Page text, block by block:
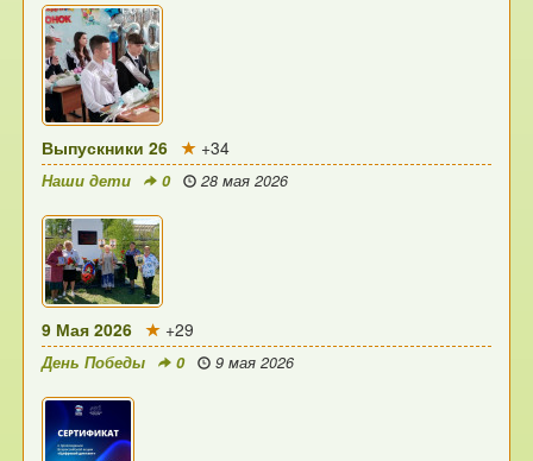
Выпускники 26 +34
Наши дети 0 28 мая 2026
9 Мая 2026 +29
День Победы 0 9 мая 2026